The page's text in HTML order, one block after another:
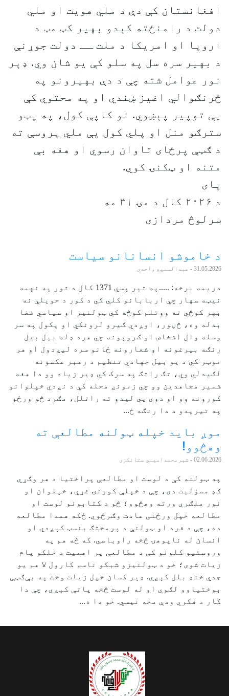
افغانستان کې دې د ملي هویت او ملي
دولت د رامنځته کېدو بهیر کټ مټ د
اروپا او امریکا د ملت ــ دولت جوړنې
د بهیر سره سل په سلو کې یو شان وي. ډېر
نور عوامل شته چې د دې بهیرونو په
څرنګوالي اغیز ښندي او په محتوي کې
یې توپیر پېښوي. نو کاپې کول، په پټو
سترګو منل او پلي کول یې ملي پروسې ته
د ګټې پرځای تاوان رسوي او هغه بې
متنه او ټکنۍ کوي.
پای
د ۲۰۲۶ کال د مۍ ۳۱ مه
سرلوڅ مردازی
د خاموشو انسانانو سیاست
31.05.2026 - عبدالسمیع واحدي
دریمه برخه: .....په تیر پسي 1371 کال د ثور په نهمه
نیټه سهار چي اربابانو کلي کي د کور د حویلي نه
بهر کوڅي ته ووتلم کوڅه کي ټولنیز او سیاسي فضا
بدله وه، څڼور، اوږدي ګیرو لرونکي او پکول په سر
وسله وال اشخاص او ګروپونه چي هره ډله بیل بیل
رنګه بیرغونه او شعارونه ځانو سره لیږدول او هر
موټر کي د یو بیل جهادي تنظیم د رهبر عکسونه
لګیدلي وي، تګ راتګ په سرک کي ډير زیاد وو دا هغه
شمیر مجاهدین وو چي زمونږ محله کي د نږدي خپلوانو
کورونه وو او دوي يي لیدو ته راتلل، مګرد څو ورځو
په تیریدو د دا رنګه خ...
موږ باید خپله ټولنه مطالعې ته
وهڅوو!
02.06.2026 - شېرمحمدامیني ستانکزی
په ټولنه کې د لوست او مطالعې پراختیا د هر وګړي
ګډ مسؤلیت دی، چې د خپلې کورنۍ غړي، خپلوان او
نور ملګري ورته وهڅوو؛ څو د کتابونو لوست او
مطالعه خپل ورځنی عادت وګرځوي. ځکه همدا مطالعه
ده، چې د فرد او ټولنې د پرمختګ بنسټ کېږدي او
انسان له ناپوهۍ څخه راوباسي. که څه هم په
وروستیو کلونو کې د مطالعې پر اهمیت د خلکو پام
زیات شوی؛ خو د ټولنیزو شبکو ناسم کارول لا هم یو
جدي خنډ بلل کېږي. ډېر کسان خپل زیات وخت په بې‌ګټې
بوختیاوو لګوي او له لوست څخه پاتې کېږي، چې دا
کار د فکري ودې مخه نیسي. خو دا ه...